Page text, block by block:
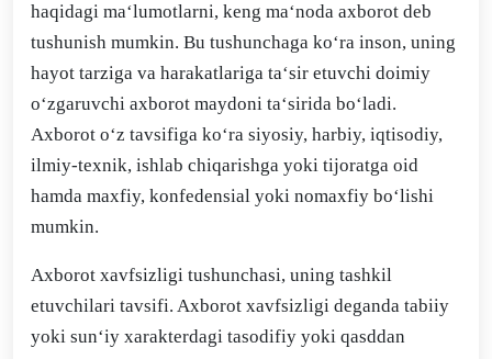
haqidagi ma‘lumotlarni, keng ma‘noda axborot deb
tushunish mumkin. Bu tushunchaga ko‘ra inson, uning
hayot tarziga va harakatlariga ta‘sir etuvchi doimiy
o‘zgaruvchi axborot maydoni ta‘sirida bo‘ladi.
Axborot o‘z tavsifiga ko‘ra siyosiy, harbiy, iqtisodiy,
ilmiy-texnik, ishlab chiqarishga yoki tijoratga oid
hamda maxfiy, konfedensial yoki nomaxfiy bo‘lishi
mumkin.
Axborot xavfsizligi tushunchasi, uning tashkil
etuvchilari tavsifi. Axborot xavfsizligi deganda tabiiy
yoki sun‘iy xarakterdagi tasodifiy yoki qasddan